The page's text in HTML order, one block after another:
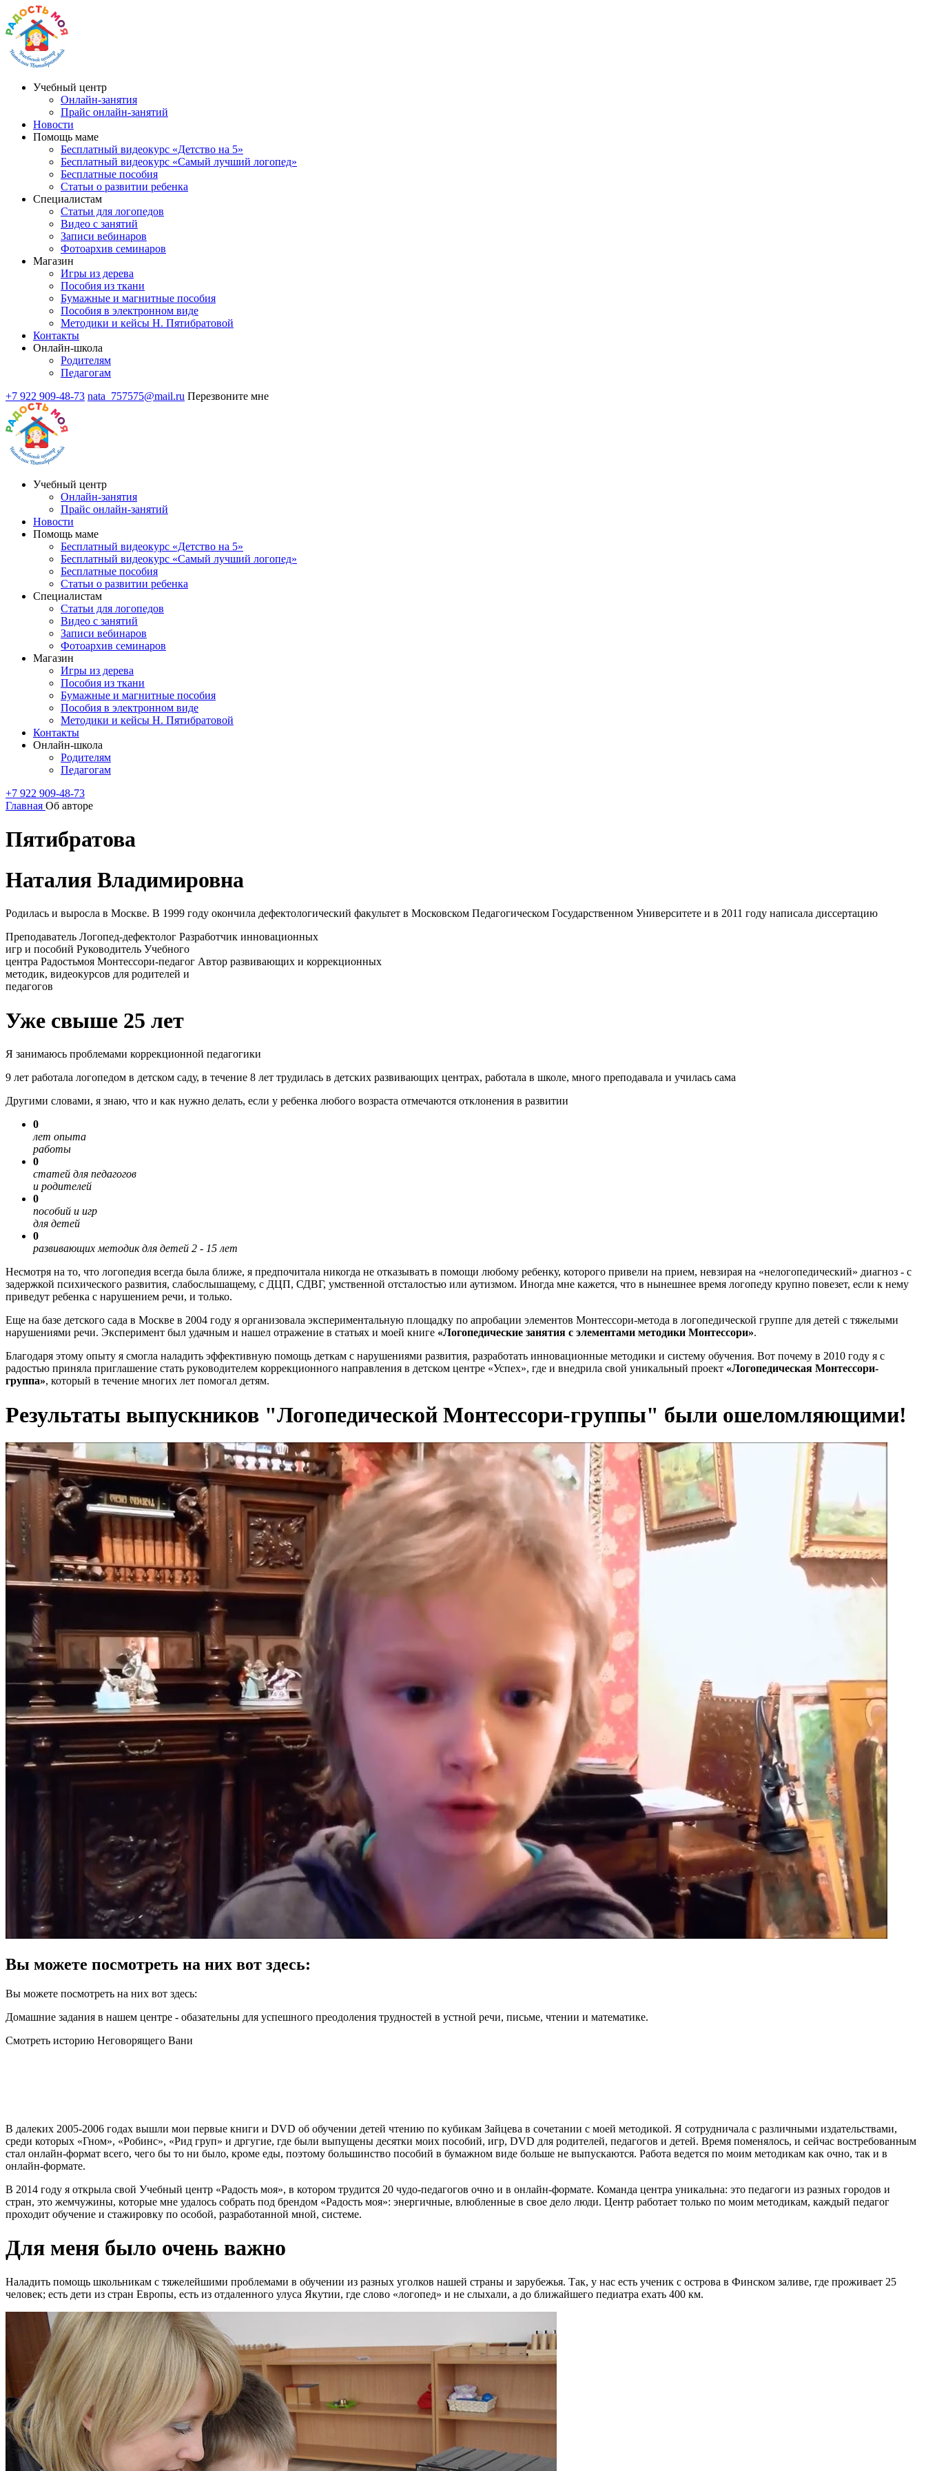
Учебный центр
Онлайн-занятия
Прайс онлайн-занятий
Новости
Помощь маме
Бесплатный видеокурс «Детство на 5»
Бесплатный видеокурс «Самый лучший логопед»
Бесплатные пособия
Статьи о развитии ребенка
Специалистам
Статьи для логопедов
Видео с занятий
Записи вебинаров
Фотоархив семинаров
Магазин
Игры из дерева
Пособия из ткани
Бумажные и магнитные пособия
Пособия в электронном виде
Методики и кейсы Н. Пятибратовой
Контакты
Онлайн-школа
Родителям
Педагогам
+7 922 909-48-73 nata_757575@mail.ru Перезвоните мне
Учебный центр
Онлайн-занятия
Прайс онлайн-занятий
Новости
Помощь маме
Бесплатный видеокурс «Детство на 5»
Бесплатный видеокурс «Самый лучший логопед»
Бесплатные пособия
Статьи о развитии ребенка
Специалистам
Статьи для логопедов
Видео с занятий
Записи вебинаров
Фотоархив семинаров
Магазин
Игры из дерева
Пособия из ткани
Бумажные и магнитные пособия
Пособия в электронном виде
Методики и кейсы Н. Пятибратовой
Контакты
Онлайн-школа
Родителям
Педагогам
+7 922 909-48-73
Главная Об авторе
Пятибратова
Наталия Владимировна
Родилась и выросла в Москве. В 1999 году окончила дефектологический факультет в Московском Педагогическом Государственном Университете и в 2011 году написала диссертацию
Преподаватель Логопед-дефектолог Разработчик инновационных
игр и пособий Руководитель Учебного
центра Радостьмоя Монтессори-педагог Автор развивающих и коррекционных
методик, видеокурсов для родителей и
педагогов
Уже свыше 25 лет
Я занимаюсь проблемами коррекционной педагогики
9 лет работала логопедом в детском саду, в течение 8 лет трудилась в детских развивающих центрах, работала в школе, много преподавала и училась сама
Другими словами, я знаю, что и как нужно делать, если у ребенка любого возраста отмечаются отклонения в развитии
0
лет опыта
работы
0
статей для педагогов
и родителей
0
пособий и игр
для детей
0
развивающих методик для детей 2 - 15 лет
Несмотря на то, что логопедия всегда была ближе, я предпочитала никогда не отказывать в помощи любому ребенку, которого привели на прием, невзирая на «нелогопедический» диагноз - с
задержкой психического развития, слабослышащему, с ДЦП, СДВГ, умственной отсталостью или аутизмом. Иногда мне кажется, что в нынешнее время логопеду крупно повезет, если к нему
приведут ребенка с нарушением речи, и только.
Еще на базе детского сада в Москве в 2004 году я организовала экспериментальную площадку по апробации элементов Монтессори-метода в логопедической группе для детей с тяжелыми
нарушениями речи. Эксперимент был удачным и нашел отражение в статьях и моей книге «Логопедические занятия с элементами методики Монтессори».
Благодаря этому опыту я смогла наладить эффективную помощь деткам с нарушениями развития, разработать инновационные методики и систему обучения. Вот почему в 2010 году я с
радостью приняла приглашение стать руководителем коррекционного направления в детском центре «Успех», где и внедрила свой уникальный проект «Логопедическая Монтессори-
группа», который в течение многих лет помогал детям.
Результаты выпускников "Логопедической Монтессори-группы" были ошеломляющими!
Вы можете посмотреть на них вот здесь:
Вы можете посмотреть на них вот здесь:
Домашние задания в нашем центре - обазательны для успешного преодоления трудностей в устной речи, письме, чтении и математике.
Cмотреть историю Неговорящего Вани
В далеких 2005-2006 годах вышли мои первые книги и DVD об обучении детей чтению по кубикам Зайцева в сочетании с моей методикой. Я сотрудничала с различными издательствами,
среди которых «Гном», «Робинс», «Рид груп» и дргугие, где были выпущены десятки моих пособий, игр, DVD для родителей, педагогов и детей. Время поменялось, и сейчас востребованным
стал онлайн-формат всего, чего бы то ни было, кроме еды, поэтому большинство пособий в бумажном виде больше не выпускаются. Работа ведется по моим методикам как очно, так и в
онлайн-формате.
В 2014 году я открыла свой Учебный центр «Радость моя», в котором трудится 20 чудо-педагогов очно и в онлайн-формате. Команда центра уникальна: это педагоги из разных городов и
стран, это жемчужины, которые мне удалось собрать под брендом «Радость моя»: энергичные, влюбленные в свое дело люди. Центр работает только по моим методикам, каждый педагог
проходит обучение и стажировку по особой, разработанной мной, системе.
Для меня было очень важно
Наладить помощь школьникам с тяжелейшими проблемами в обучении из разных уголков нашей страны и зарубежья. Так, у нас есть ученик с острова в Финском заливе, где проживает 25
человек; есть дети из стран Европы, есть из отдаленного улуса Якутии, где слово «логопед» и не слыхали, а до ближайшего педиатра ехать 400 км.